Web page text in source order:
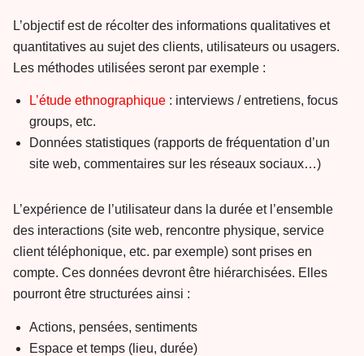
L’objectif est de récolter des informations qualitatives et
quantitatives au sujet des clients, utilisateurs ou usagers.
Les méthodes utilisées seront par exemple :
L’étude ethnographique : interviews / entretiens, focus
groups, etc.
Données statistiques (rapports de fréquentation d’un
site web, commentaires sur les réseaux sociaux…)
L’expérience de l’utilisateur dans la durée et l’ensemble
des interactions (site web, rencontre physique, service
client téléphonique, etc. par exemple) sont prises en
compte. Ces données devront être hiérarchisées. Elles
pourront être structurées ainsi :
Actions, pensées, sentiments
Espace et temps (lieu, durée)